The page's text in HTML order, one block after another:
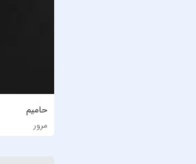
حامیم
مرور